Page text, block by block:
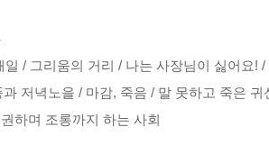
일 / 그리움의 거리 / 나는 사장님이 싫어요! /
과 저녁노을 / 마감, 죽음 / 말 못하고 죽은
하며 조롱까지 하는 사회